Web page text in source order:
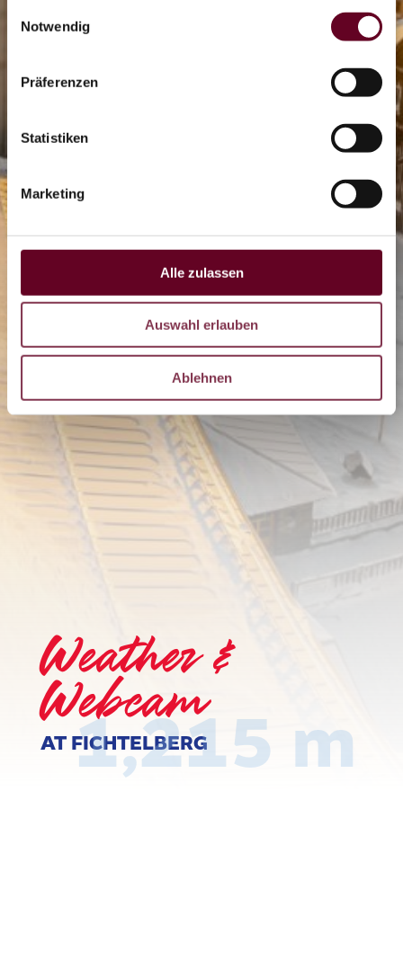
Notwendig
Präferenzen
Statistiken
Marketing
Alle zulassen
Auswahl erlauben
Ablehnen
0/2
Coaster
DE
Weather &
Webcam
AT FICHTELBERG
1,215 m